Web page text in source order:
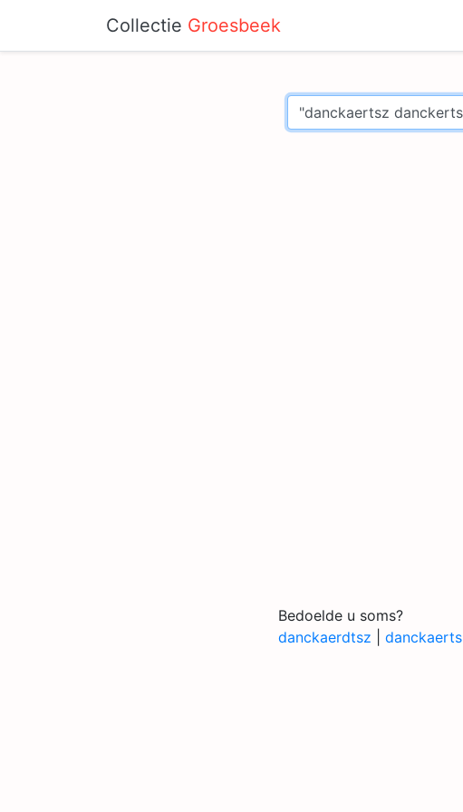
Collectie Groesbeek
Bedoelde u soms?
danckaerdtsz
danckaerts